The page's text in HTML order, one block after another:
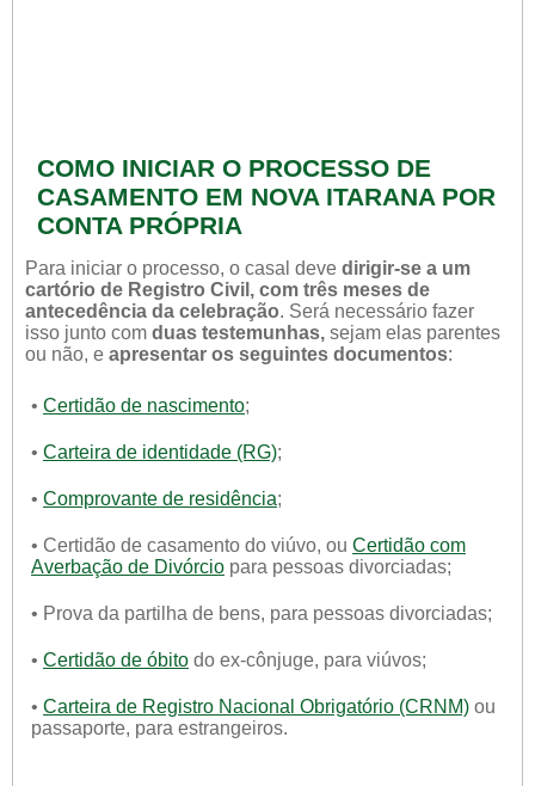
COMO INICIAR O PROCESSO DE
CASAMENTO EM NOVA ITARANA POR
CONTA PRÓPRIA
Para iniciar o processo, o casal deve dirigir-se a um
cartório de Registro Civil, com três meses de
antecedência da celebração. Será necessário fazer
isso junto com duas testemunhas, sejam elas parentes
ou não, e apresentar os seguintes documentos:
• Certidão de nascimento;
• Carteira de identidade (RG);
• Comprovante de residência;
• Certidão de casamento do viúvo, ou Certidão com
Averbação de Divórcio para pessoas divorciadas;
• Prova da partilha de bens, para pessoas divorciadas;
• Certidão de óbito do ex-cônjuge, para viúvos;
• Carteira de Registro Nacional Obrigatório (CRNM) ou
passaporte, para estrangeiros.